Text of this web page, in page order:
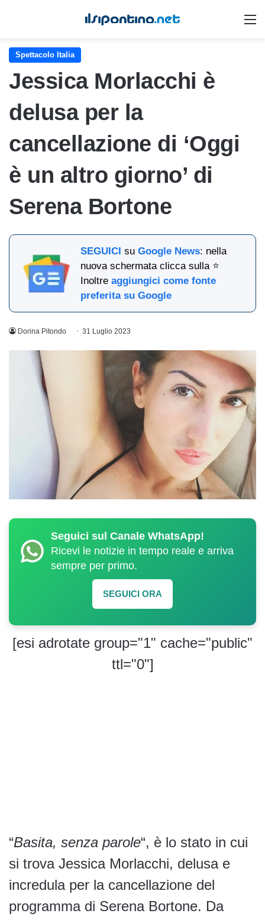
Spettacolo Italia
Jessica Morlacchi è
delusa per la
cancellazione di ‘Oggi
è un altro giorno’ di
Serena Bortone
SEGUICI suGoogle News: nella
nuova schermata clicca sulla ⭐
Inoltreaggiungici come fonte
preferita su Google
Dorina Pitondo 31 Luglio 2023
Seguici sul Canale WhatsApp!
Ricevi le notizie in tempo reale e arriva
sempre per primo.
SEGUICI ORA
[esi adrotate group="1" cache="public"
ttl="0"]
“Basita, senza parole“, è lo stato in cui
si trova Jessica Morlacchi, delusa e
incredula per la cancellazione del
programma di Serena Bortone. Da